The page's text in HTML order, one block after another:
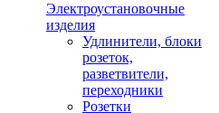
Электроустановочные
изделия
Удлинители, блоки
розеток,
разветвители,
переходники
Розетки